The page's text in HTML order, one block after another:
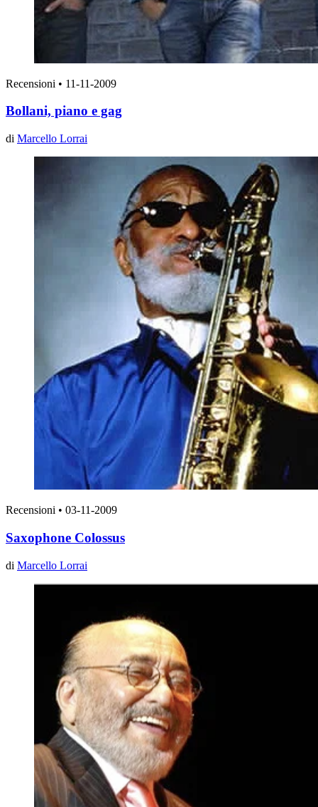
Recensioni • 11-11-2009
Bollani, piano e gag
di Marcello Lorrai
Recensioni • 03-11-2009
Saxophone Colossus
di Marcello Lorrai